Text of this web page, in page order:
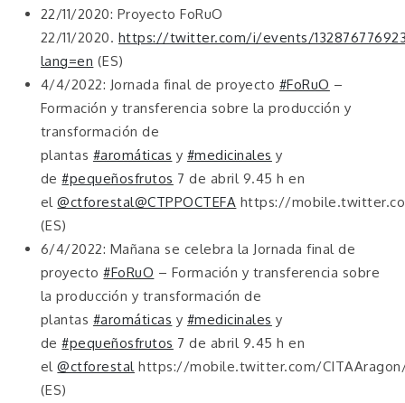
22/11/2020: Proyecto FoRuO
22/11/2020. https://twitter.com/i/events/
lang=en (ES)
4/4/2022: Jornada final de proyecto #FoRuO –
Formación y transferencia sobre la producción y
transformación de
plantas #aromáticas y #medicinales y
de#pequeñosfrutos 7 de abril 9.45 h en
el@ctforestal@CTPPOCTEFA https://
(ES)
6/4/2022: Mañana se celebra la Jornada final de
proyecto#FoRuO – Formación y transferencia sobre
la producción y transformación de
plantas #aromáticas y #medicinales y
de#pequeñosfrutos 7 de abril 9.45 h en
el@ctforestal https://mobile.twitter.com/CITAAragon/
(ES)